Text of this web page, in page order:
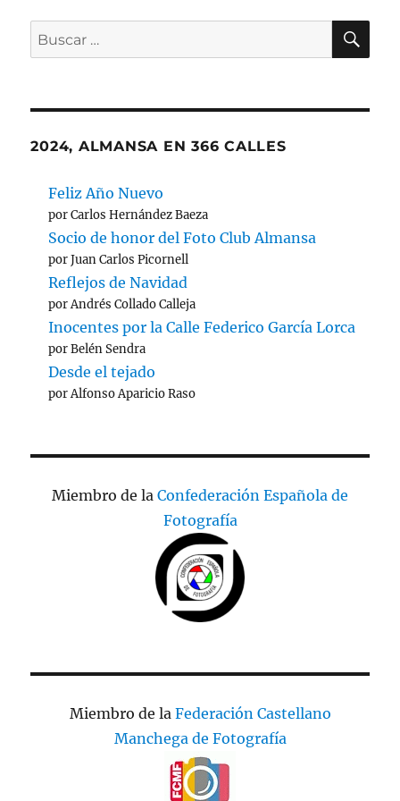
de
de
2018-
19
Buscar
por:
2024, ALMANSA EN 366 CALLES
Feliz Año Nuevo
por Carlos Hernández Baeza
Socio de honor del Foto Club Almansa
por Juan Carlos Picornell
Reflejos de Navidad
por Andrés Collado Calleja
Inocentes por la Calle Federico García Lorca
por Belén Sendra
Desde el tejado
por Alfonso Aparicio Raso
Miembro de la Confederación Española de
Fotografía
Miembro de la Federación Castellano
Manchega de Fotografía